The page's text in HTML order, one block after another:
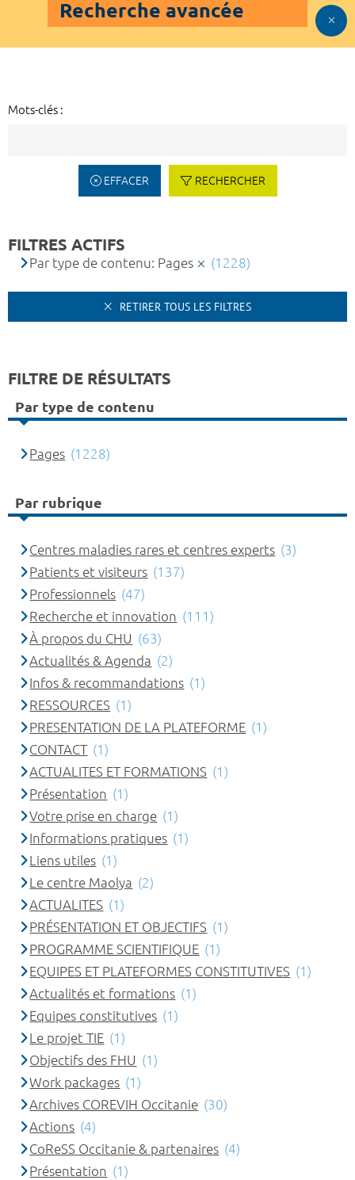
Recherche avancée
Mots-clés :
EFFACER RECHERCHER
FILTRES ACTIFS
Par type de contenu: Pages (1228)
RETIRER TOUS LES FILTRES
FILTRE DE RÉSULTATS
Par type de contenu
Pages (1228)
Par rubrique
Centres maladies rares et centres experts (3)
Patients et visiteurs (137)
Professionnels (47)
Recherche et innovation (111)
À propos du CHU (63)
Actualités & Agenda (2)
Infos & recommandations (1)
RESSOURCES (1)
PRESENTATION DE LA PLATEFORME (1)
CONTACT (1)
ACTUALITES ET FORMATIONS (1)
Présentation (1)
Votre prise en charge (1)
Informations pratiques (1)
Liens utiles (1)
Le centre Maolya (2)
ACTUALITES (1)
PRÉSENTATION ET OBJECTIFS (1)
PROGRAMME SCIENTIFIQUE (1)
EQUIPES ET PLATEFORMES CONSTITUTIVES (1)
Actualités et formations (1)
Equipes constitutives (1)
Le projet TIE (1)
Objectifs des FHU (1)
Work packages (1)
Archives COREVIH Occitanie (30)
Actions (4)
CoReSS Occitanie & partenaires (4)
Présentation (1)